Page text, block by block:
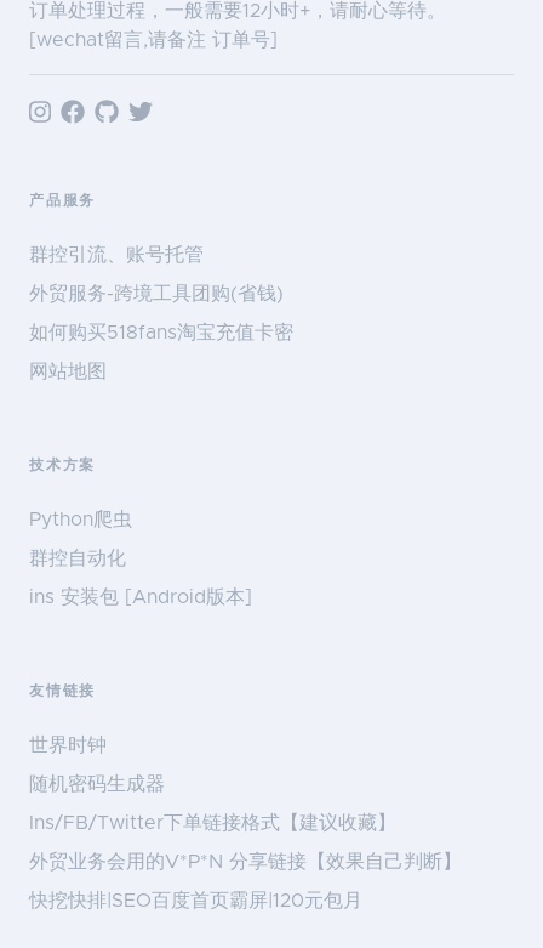
订单处理过程，一般需要12小时+，请耐心等待。
[wechat留言,请备注 订单号]
产品服务
群控引流、账号托管
外贸服务-跨境工具团购(省钱)
如何购买518fans淘宝充值卡密
网站地图
技术方案
Python爬虫
群控自动化
ins 安装包 [Android版本]
友情链接
世界时钟
随机密码生成器
Ins/FB/Twitter下单链接格式【建议收藏】
外贸业务会用的V*P*N 分享链接【效果自己判断】
快挖快排|SEO百度首页霸屏|120元包月